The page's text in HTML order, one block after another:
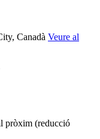
Canadà Veure al